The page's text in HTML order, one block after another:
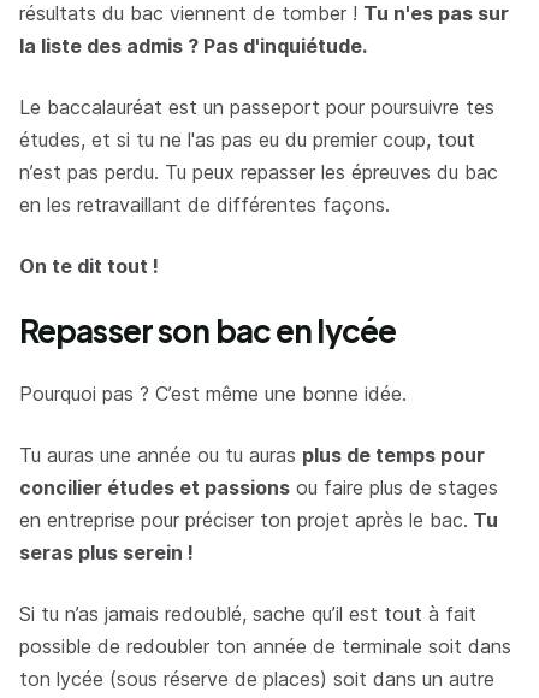
résultats du bac viennent de tomber ! Tu n'es pas sur
la liste des admis ? Pas d'inquiétude.
Le baccalauréat est un passeport pour poursuivre tes
études, et si tu ne l'as pas eu du premier coup, tout
n’est pas perdu. Tu peux repasser les épreuves du bac
en les retravaillant de différentes façons.
On te dit tout !
Repasser son bac en lycée
Pourquoi pas ? C’est même une bonne idée.
Tu auras une année ou tu auras plus de temps pour
concilier études et passions ou faire plus de stages
en entreprise pour préciser ton projet après le bac. Tu
seras plus serein !
Si tu n’as jamais redoublé, sache qu’il est tout à fait
possible de redoubler ton année de terminale soit dans
ton lycée (sous réserve de places) soit dans un autre